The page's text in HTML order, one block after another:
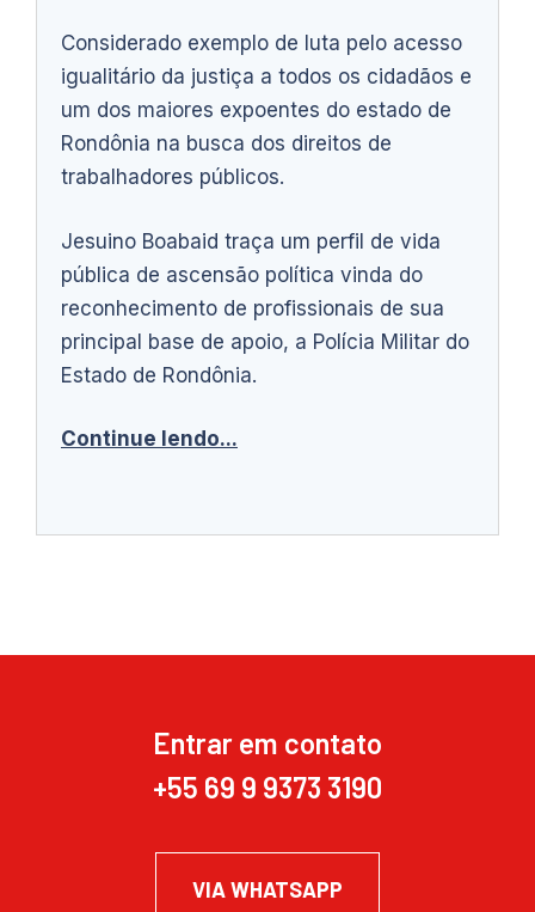
Considerado exemplo de luta pelo acesso
igualitário da justiça a todos os cidadãos e
um dos maiores expoentes do estado de
Rondônia na busca dos direitos de
trabalhadores públicos.
Jesuino Boabaid traça um perfil de vida
pública de ascensão política vinda do
reconhecimento de profissionais de sua
principal base de apoio, a Polícia Militar do
Estado de Rondônia.
Continue lendo...
Entrar em contato
+55 69 9 9373 3190
VIA WHATSAPP